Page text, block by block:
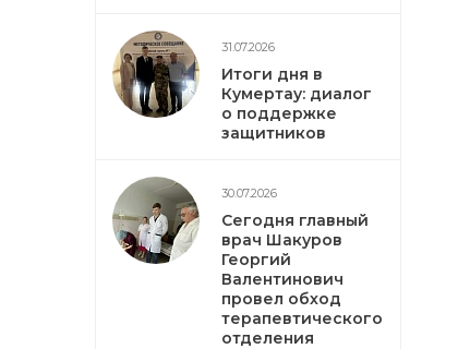
31.07.2026
Итоги дня в
Кумертау: диалог
о поддержке
защитников
30.07.2026
Сегодня главный
врач Шакуров
Георгий
Валентинович
провел обход
терапевтического
отделения